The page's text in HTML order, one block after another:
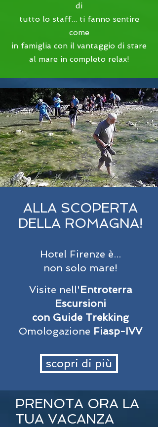
di
tutto lo staff... ti fanno sentire
come
in famiglia con il vantaggio di stare
al mare in completo relax!
ALLA SCOPERTA
DELLA ROMAGNA!
Hotel Firenze è...
non solo mare!
Visite nell'Entroterra
Escursioni
con Guide Trekking
Omologazione Fiasp-IVV
scopri di più
PRENOTA ORA LA
TUA VACANZA